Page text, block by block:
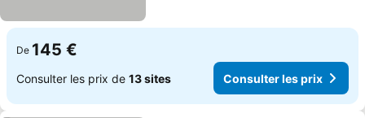
De 145 €
Consulter les prix de 13 sites Consulter les prix